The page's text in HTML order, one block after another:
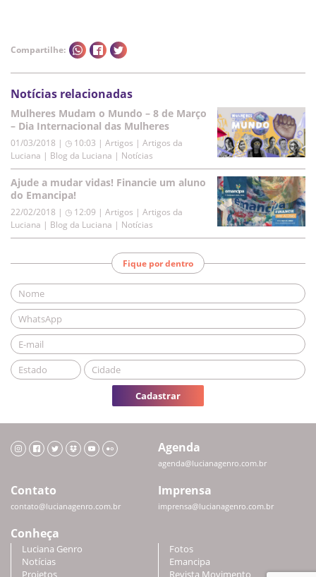
Compartilhe:
Notícias relacionadas
Mulheres Mudam o Mundo – 8 de Março
– Dia Internacional das Mulheres
01/03/2018 | ◷ 10:03 | Artigos | Artigos da
Luciana | Blog da Luciana | Notícias
Ajude a mudar vidas! Financie um aluno
do Emancipa!
22/02/2018 | ◷ 12:09 | Artigos | Artigos da
Luciana | Blog da Luciana | Notícias
Fique por dentro
Cadastrar
Agenda
agenda@lucianagenro.com.br
Contato
contato@lucianagenro.com.br
Imprensa
imprensa@lucianagenro.com.br
Conheça
Luciana Genro
Notícias
Projetos
Fotos
Emancipa
Revista Movimento